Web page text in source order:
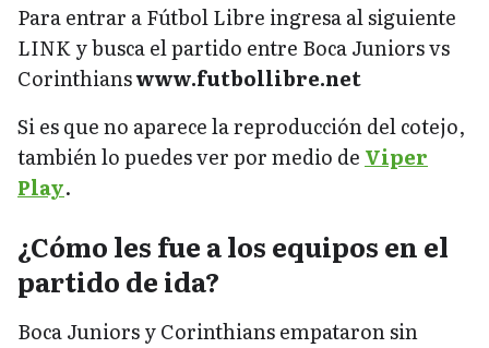
Para entrar a Fútbol Libre ingresa al siguiente
LINK y busca el partido entre Boca Juniors vs
Corinthianswww.futbollibre.net
Si es que no aparece la reproducción del cotejo,
también lo puedes ver por medio de Viper
Play.
¿Cómo les fue a los equipos en el
partido de ida?
Boca Juniors y Corinthians empataron sin